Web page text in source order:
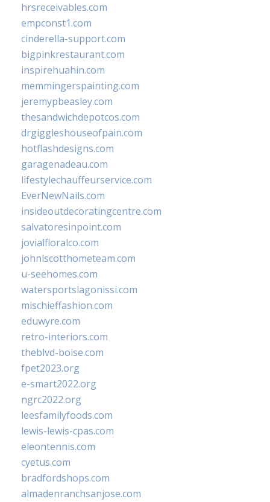
hrsreceivables.com
empconst1.com
cinderella-support.com
bigpinkrestaurant.com
inspirehuahin.com
memmingerspainting.com
jeremypbeasley.com
thesandwichdepotcos.com
drgiggleshouseofpain.com
hotflashdesigns.com
garagenadeau.com
lifestylechauffeurservice.com
EverNewNails.com
insideoutdecoratingcentre.com
salvatoresinpoint.com
jovialfloralco.com
johnlscotthometeam.com
u-seehomes.com
watersportslagonissi.com
mischieffashion.com
eduwyre.com
retro-interiors.com
theblvd-boise.com
fpet2023.org
e-smart2022.org
ngrc2022.org
leesfamilyfoods.com
lewis-lewis-cpas.com
eleontennis.com
cyetus.com
bradfordshops.com
almadenranchsanjose.com